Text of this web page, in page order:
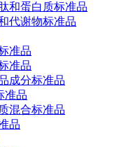
和蛋白质标准品
代谢物标准品
准品
准品
成分标准品
准品
混合标准品
品